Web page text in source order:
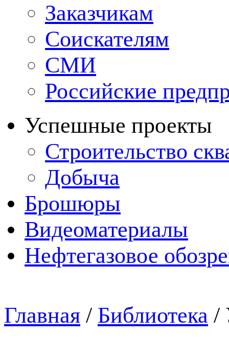
Заказчикам
Соискателям
СМИ
Российские
Успешные проекты
Строительство
Добыча
Брошюры
Видеоматериалы
Нефтегазовое
Главная / Библиотека /